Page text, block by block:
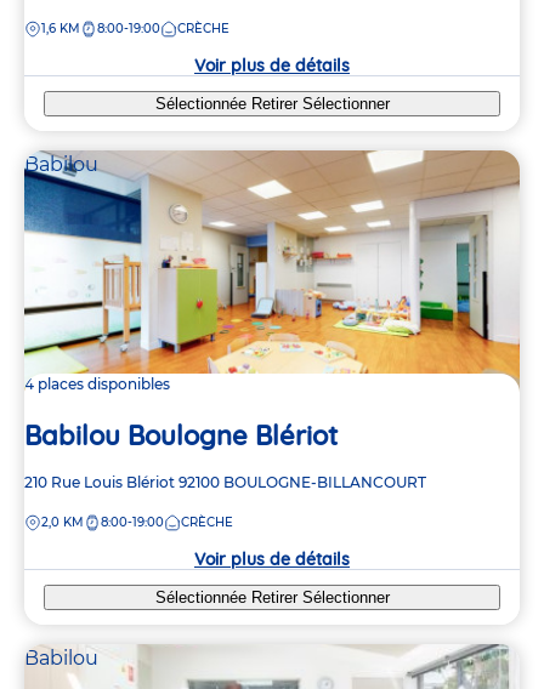
la
DISTANCE
1,6 KM 8:00-19:00 CRÈCHE
Voir plus de détails
Sélectionnée Retirer Sélectionner
Babilou
4 places disponibles
Babilou Boulogne Blériot
Adresse
la
210 Rue Louis Blériot 92100 BOULOGNE-BILLANCOURT
DISTANCE
2,0 KM 8:00-19:00 CRÈCHE
Voir plus de détails
Sélectionnée Retirer Sélectionner
Babilou